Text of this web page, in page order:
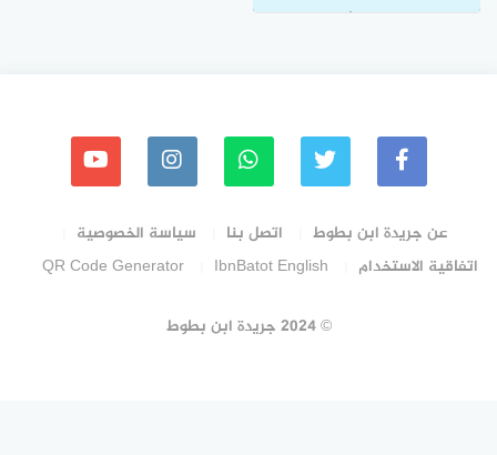
عن جريدة ابن بطوط اتصل بنا
سياسة الخصوصية
اتفاقية الاستخدام
IbnBatot English
QR Code Generator
© 2024 جريدة ابن بطوط